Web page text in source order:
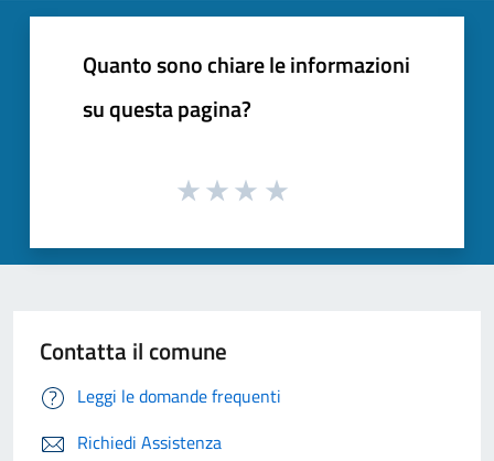
Quanto sono chiare le informazioni
su questa pagina?
Contatta il comune
Leggi le domande frequenti
Richiedi Assistenza